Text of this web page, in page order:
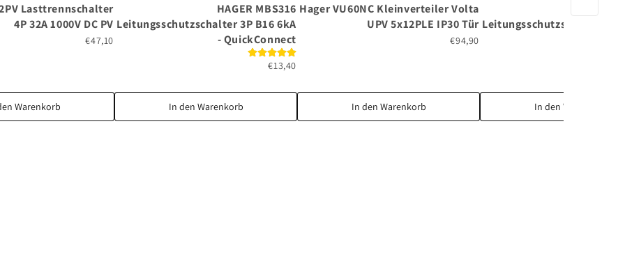
Lasttrennschalter
4P 32A 1000V DC PV
€47,10
Warenkorb
HAGER MBS316
Leitungsschutzschalter 3P B16 6kA
- QuickConnect
€13,40
In den Warenkorb
Hager VU60NC Kleinverteiler Volta
UPV 5x12PLE IP30 Tür
€94,90
In den Warenkorb
Leitungsschutzschalter 1P
In den Warenkorb